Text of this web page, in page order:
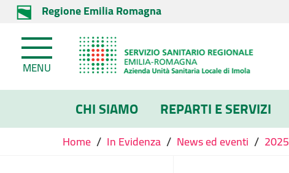
Regione Emilia Romagna
MENU
CHI SIAMO REPARTI E SERVIZI
Home / In Evidenza / News ed eventi / 2025